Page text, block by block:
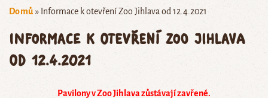
Domů » Informace k otevření Zoo Jihlava od 12.4.2021
Informace k otevření Zoo Jihlava
od 12.4.2021
Pavilony v Zoo Jihlava zůstávají zavřené.